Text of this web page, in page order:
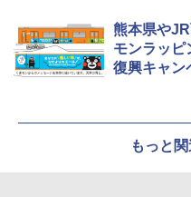
熊本県や
モンラッピ
復興キャン
もっと